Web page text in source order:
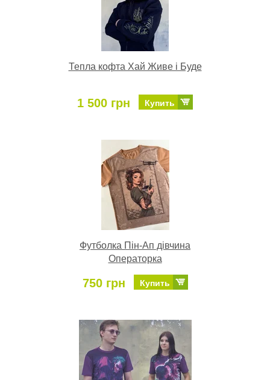
Тепла кофта Хай Живе і Буде
1 500 грн Купить
Футболка Пін-Ап дівчина
Операторка
750 грн Купить